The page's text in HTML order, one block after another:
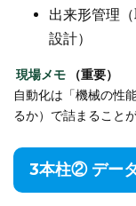
出来形管理
設計）
現場メモ
（重要）
自動化は「機械の性
るか）で詰まること
3本柱② デー